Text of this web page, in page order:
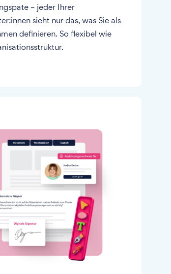
– jeder Ihrer
sieht nur das, was Sie als
definieren. So flexibel wie